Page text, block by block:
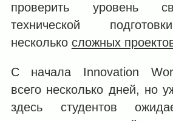
проверить уровень
технической
несколько сложных
С начала Innovation
всего несколько дней, но
здесь студентов